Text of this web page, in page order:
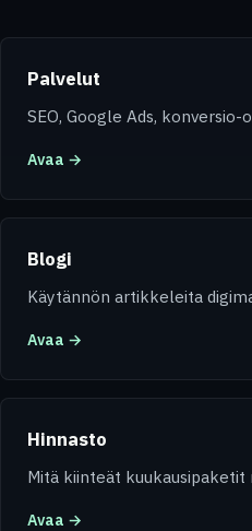
Palvelut
SEO, Google Ads,
Avaa →
Blogi
Käytännön artikkeleita
Avaa →
Hinnasto
Mitä kiinteät kuukausipaketit
Avaa →